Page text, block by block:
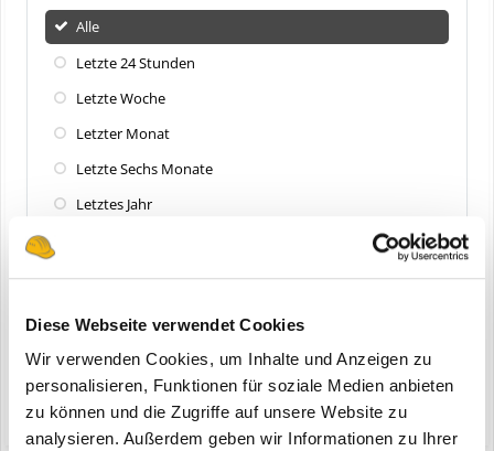
Diese Webseite verwendet Cookies
Wir verwenden Cookies, um Inhalte und Anzeigen zu
personalisieren, Funktionen für soziale Medien anbieten
zu können und die Zugriffe auf unsere Website zu
analysieren. Außerdem geben wir Informationen zu Ihrer
Alle
Letzte 24 Stunden
Letzte Woche
Letzter Monat
Letzte Sechs Monate
Letztes Jahr
Suche starten